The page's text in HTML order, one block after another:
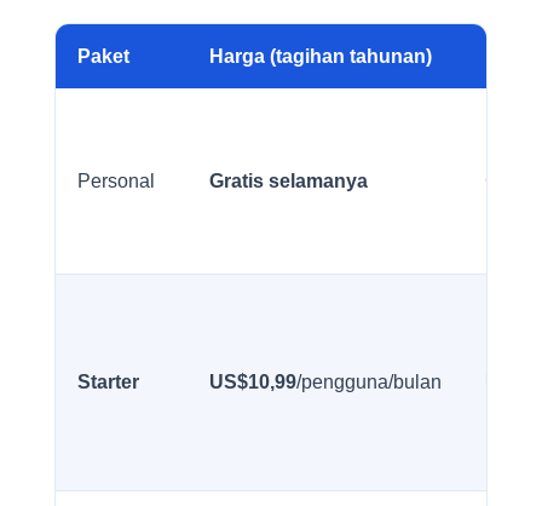
Paket Harga (tagihan tahunan)
Personal Gratis selamanya Gratis
Starter US$10,99/pengguna/bulan